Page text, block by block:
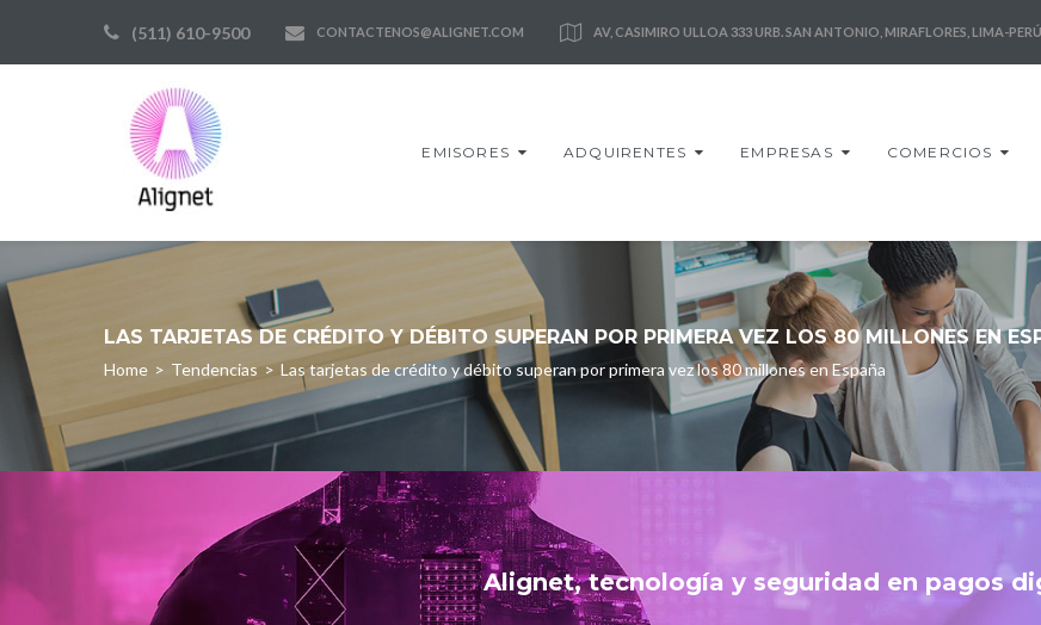
(511) 610-9500 CONTACTENOS@ALIGNET.COM AV, CASIMIRO ULLOA 333 URB. SAN ANTONIO, MIRAFLORES, LIMA-PERÚ
EMISORES ADQUIRENTES EMPRESAS COMERCIOS
LAS TARJETAS DE CRÉDITO Y DÉBITO SUPERAN POR PRIMERA VEZ LOS 80 MILLONES EN
Home > Tendencias > Las tarjetas de crédito y débito superan por primera vez los 80 millones en España
Alignet, tecnología y seguridad en pagos